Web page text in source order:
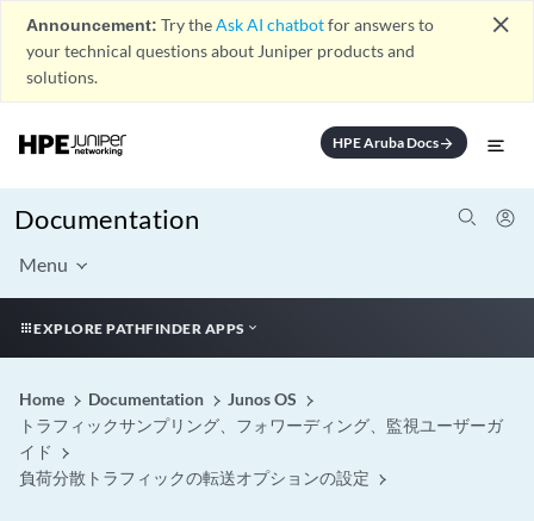
Announcement: Try theAsk AI chatbotfor answers to
your technical questions about Juniper products and
solutions.
close
HPE Aruba Docsarrow_forward
Documentation
Menu
EXPLORE PATHFINDER APPS
Home Documentation
Junos OS
トラフィックサンプリング、フォワーディング、監視ユーザーガ
イド
負荷分散トラフィックの転送オプションの設定